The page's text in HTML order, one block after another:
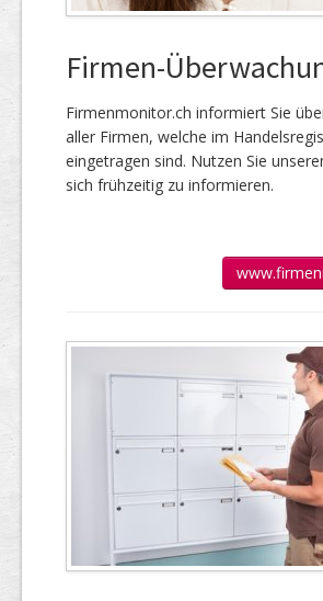
Firmen-
Firmenmonitor.ch informiert Sie
aller Firmen, welche im
eingetragen sind. Nutzen Sie
sich frühzeitig zu informieren.